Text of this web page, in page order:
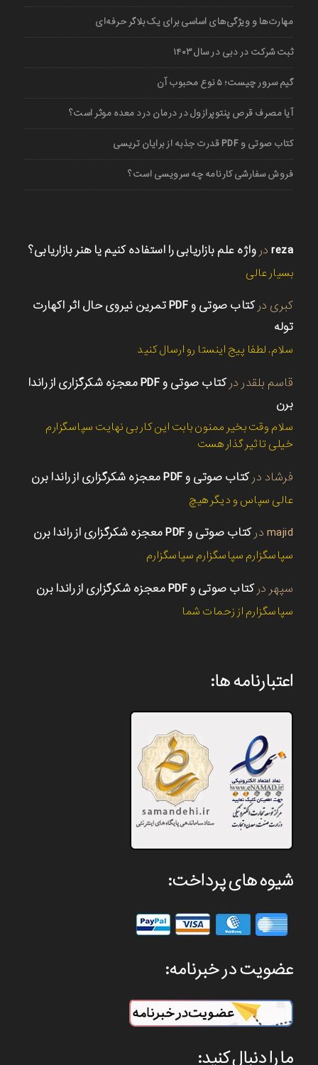
مهارت‌ها و ویژگی‌های اساسی برای یک بلاگر حرفه‌ای
ثبت شرکت در دبی در سال ۱۴۰۳
گیم سرور چیست؛ ۵ نوع محبوب آن
آیا مصرف قرص پنتوپرازول در درمان درد معده موثر است؟
کتاب صوتی و PDF قدرت جذبه از برایان تریسی
فروش سفارشی کارنامه چه سرویسی است؟
reza در واژه علم بازاریابی را استفاده کنیم یا هنر بازاریابی؟
بسیار عالی
کبری در
کتاب صوتی و PDF تمرین نیروی حال اثر اکهارت
توله
سلام. لطفا پیج اینستا رو ارسال کنید
قاسم بلقدر در
کتاب صوتی و PDF معجزه شکرگزاری از راندا
برن
سلام وقت بخیر ممنون بابت این کار بی نهایت سپاسگزارم
خیلی تاثیر گذار هست
فرشاد درکتاب صوتی و PDF معجزه شکرگزاری از راندا برن
عالی سپاس و دیگر هیچ
majid درکتاب صوتی و PDF معجزه شکرگزاری از راندا برن
سپاسگزارم سپاسگزارم سپاسگزارم
سپهر درکتاب صوتی و PDF معجزه شکرگزاری از راندا برن
سپاسگزارم از زحمات شما
اعتبارنامه ها:
شیوه های پرداخت:
عضویت در خبرنامه:
ما را دنبال کنید: